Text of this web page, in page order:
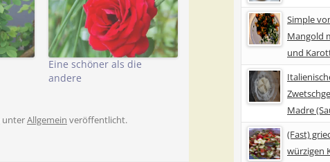
Eine schöner als die
andere
unterAllgemein veröffentlicht.
Simple
Mangold
und
Madre
(Fast)
würzigen